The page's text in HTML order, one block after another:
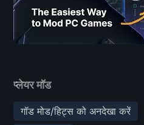
प्लेयर मॉड
गॉड मोड/हिट्स को अनदेखा करें